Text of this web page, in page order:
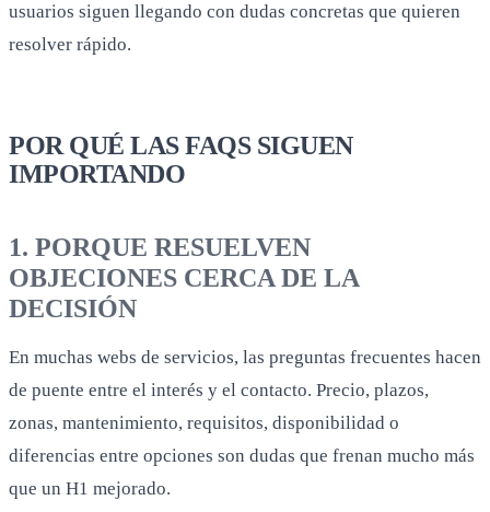
usuarios siguen llegando con dudas concretas que quieren
resolver rápido.
POR QUÉ LAS FAQS SIGUEN
IMPORTANDO
1. PORQUE RESUELVEN
OBJECIONES CERCA DE LA
DECISIÓN
En muchas webs de servicios, las preguntas frecuentes hacen
de puente entre el interés y el contacto. Precio, plazos,
zonas, mantenimiento, requisitos, disponibilidad o
diferencias entre opciones son dudas que frenan mucho más
que un H1 mejorado.